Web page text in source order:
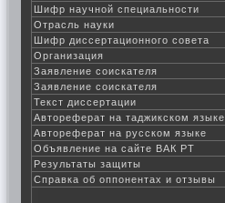
Шифр научной специальности
Отрасль науки
Шифр диссертационного совета
Организация
Заявление соискателя
Заявление соискателя
Текст диссертации
Автореферат на таджикском языке
Автореферат на русском языке
Объявление на сайте ВАК РТ
Результаты защиты
Справка об оппонентах и отзывы